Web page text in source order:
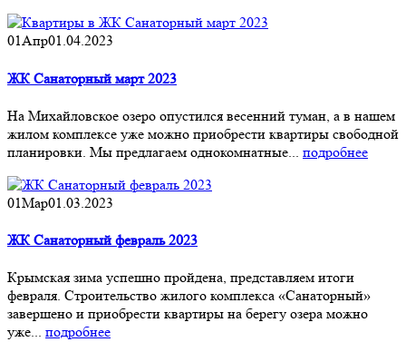
01Апр01.04.2023
ЖК Санаторный март 2023
На Михайловское озеро опустился весенний туман, а в нашем
жилом комплексе уже можно приобрести квартиры свободной
планировки. Мы предлагаем однокомнатные... подробнее
01Мар01.03.2023
ЖК Санаторный февраль 2023
Крымская зима успешно пройдена, представляем итоги
февраля. Строительство жилого комплекса «Санаторный»
завершено и приобрести квартиры на берегу озера можно
уже... подробнее